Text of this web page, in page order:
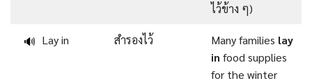
ไว้ข้าง ๆ)
🔊 Lay in สำรองไว้ Many families lay
in food supplies
for the winter